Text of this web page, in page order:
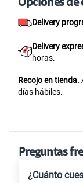
Opciones de
Delivery
Delivery
horas.
Recojo en tienda.
días hábiles.
Preguntas
¿Cuánto